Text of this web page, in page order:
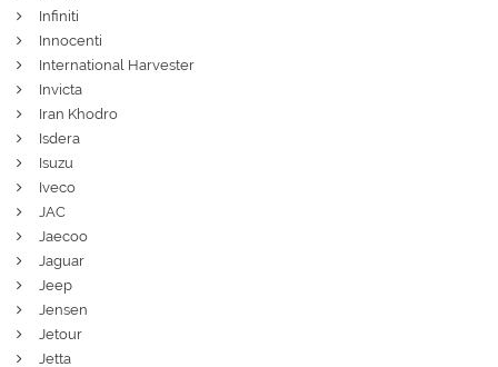
Infiniti
Innocenti
International Harvester
Invicta
Iran Khodro
Isdera
Isuzu
Iveco
JAC
Jaecoo
Jaguar
Jeep
Jensen
Jetour
Jetta